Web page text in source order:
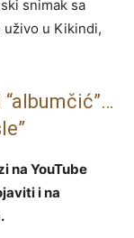
snimak sa
uživo u Kikindi,
na YouTube
i na